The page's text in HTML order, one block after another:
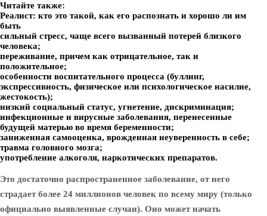
Читайте также:
Реалист: кто это такой, как его распознать и хорошо ли им
быть
сильный стресс, чаще всего вызванный потерей близкого
человека;
переживание, причем как отрицательное, так и
положительное;
особенности воспитательного процесса (буллинг,
экспрессивность, физическое или психологическое насилие,
жестокость);
низкий социальный статус, угнетение, дискриминация;
инфекционные и вирусные заболевания, перенесенные
будущей матерью во время беременности;
заниженная самооценка, врожденная неуверенность в себе;
травма головного мозга;
употребление алкоголя, наркотических препаратов.
Это достаточно распространенное заболевание, от него
страдает более 24 миллионов человек по всему миру (только
официально выявленные случаи). Оно может начать